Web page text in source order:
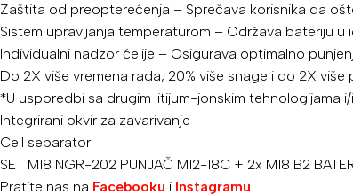
Zaštita od preopterećenja – Sprečava korisnika da
Sistem upravljanja temperaturom – Održava bateriju
Individualni nadzor ćelije – Osigurava optimalno
Do 2X više vremena rada, 20% više snage i do 2X više
*U usporedbi sa drugim litijum-jonskim tehnologijama
Integrirani okvir za zavarivanje
Cell separator
SET M18 NGR-202 PUNJAČ M12-18C + 2x M18 B2
Pratite nas na Facebooku i Instagramu.